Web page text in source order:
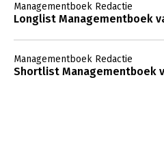
Managementboek Redactie
Longlist Managementboek
Managementboek Redactie
Shortlist Managementboek